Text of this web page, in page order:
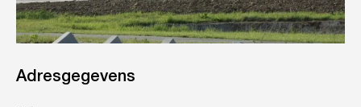
Adresgegevens